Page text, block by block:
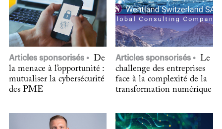
Articles sponsorisés
De
la menace à l’opportunité :
mutualiser la cybersécurité
des PME
Articles sponsorisés
Le
challenge des entreprises
face à la complexité de la
transformation numérique